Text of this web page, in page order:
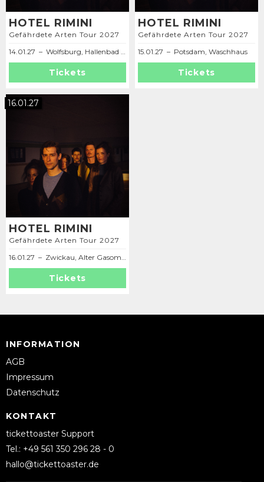
HOTEL RIMINI
Gefährdete Arten Tour 2027
14.01.27 – Wolfsburg, Hallenbad Kulturzentrum
Tickets
HOTEL RIMINI
Gefährdete Arten Tour 2027
15.01.27 – Potsdam, Waschhaus
Tickets
16.01.27
HOTEL RIMINI
Gefährdete Arten Tour 2027
16.01.27 – Zwickau, Alter Gasometer
Tickets
INFORMATION
AGB
Impressum
Datenschutz
KONTAKT
tickettoaster Support
Tel.: +49 561 350 296 28 - 0
hallo@tickettoaster.de